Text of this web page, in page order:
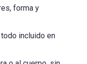
forma y
incluido en